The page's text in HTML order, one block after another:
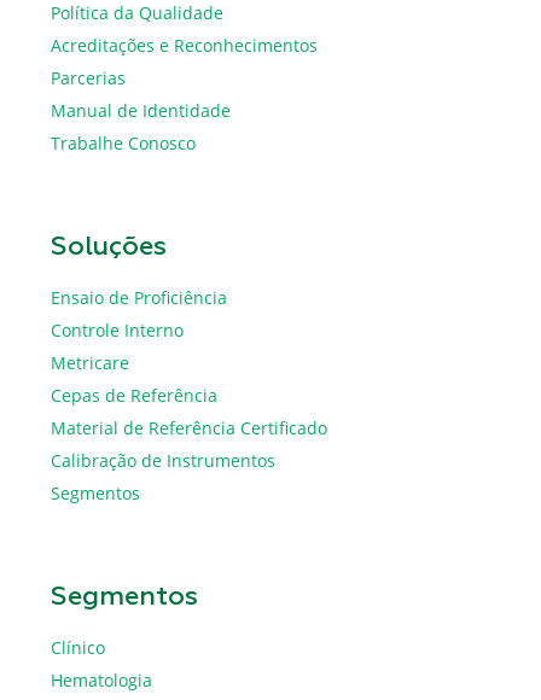
Política da Qualidade
Acreditações e Reconhecimentos
Parcerias
Manual de Identidade
Trabalhe Conosco
Soluções
Ensaio de Proficiência
Controle Interno
Metricare
Cepas de Referência
Material de Referência Certificado
Calibração de Instrumentos
Segmentos
Segmentos
Clínico
Hematologia